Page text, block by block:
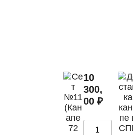
10
300,
00 ₽